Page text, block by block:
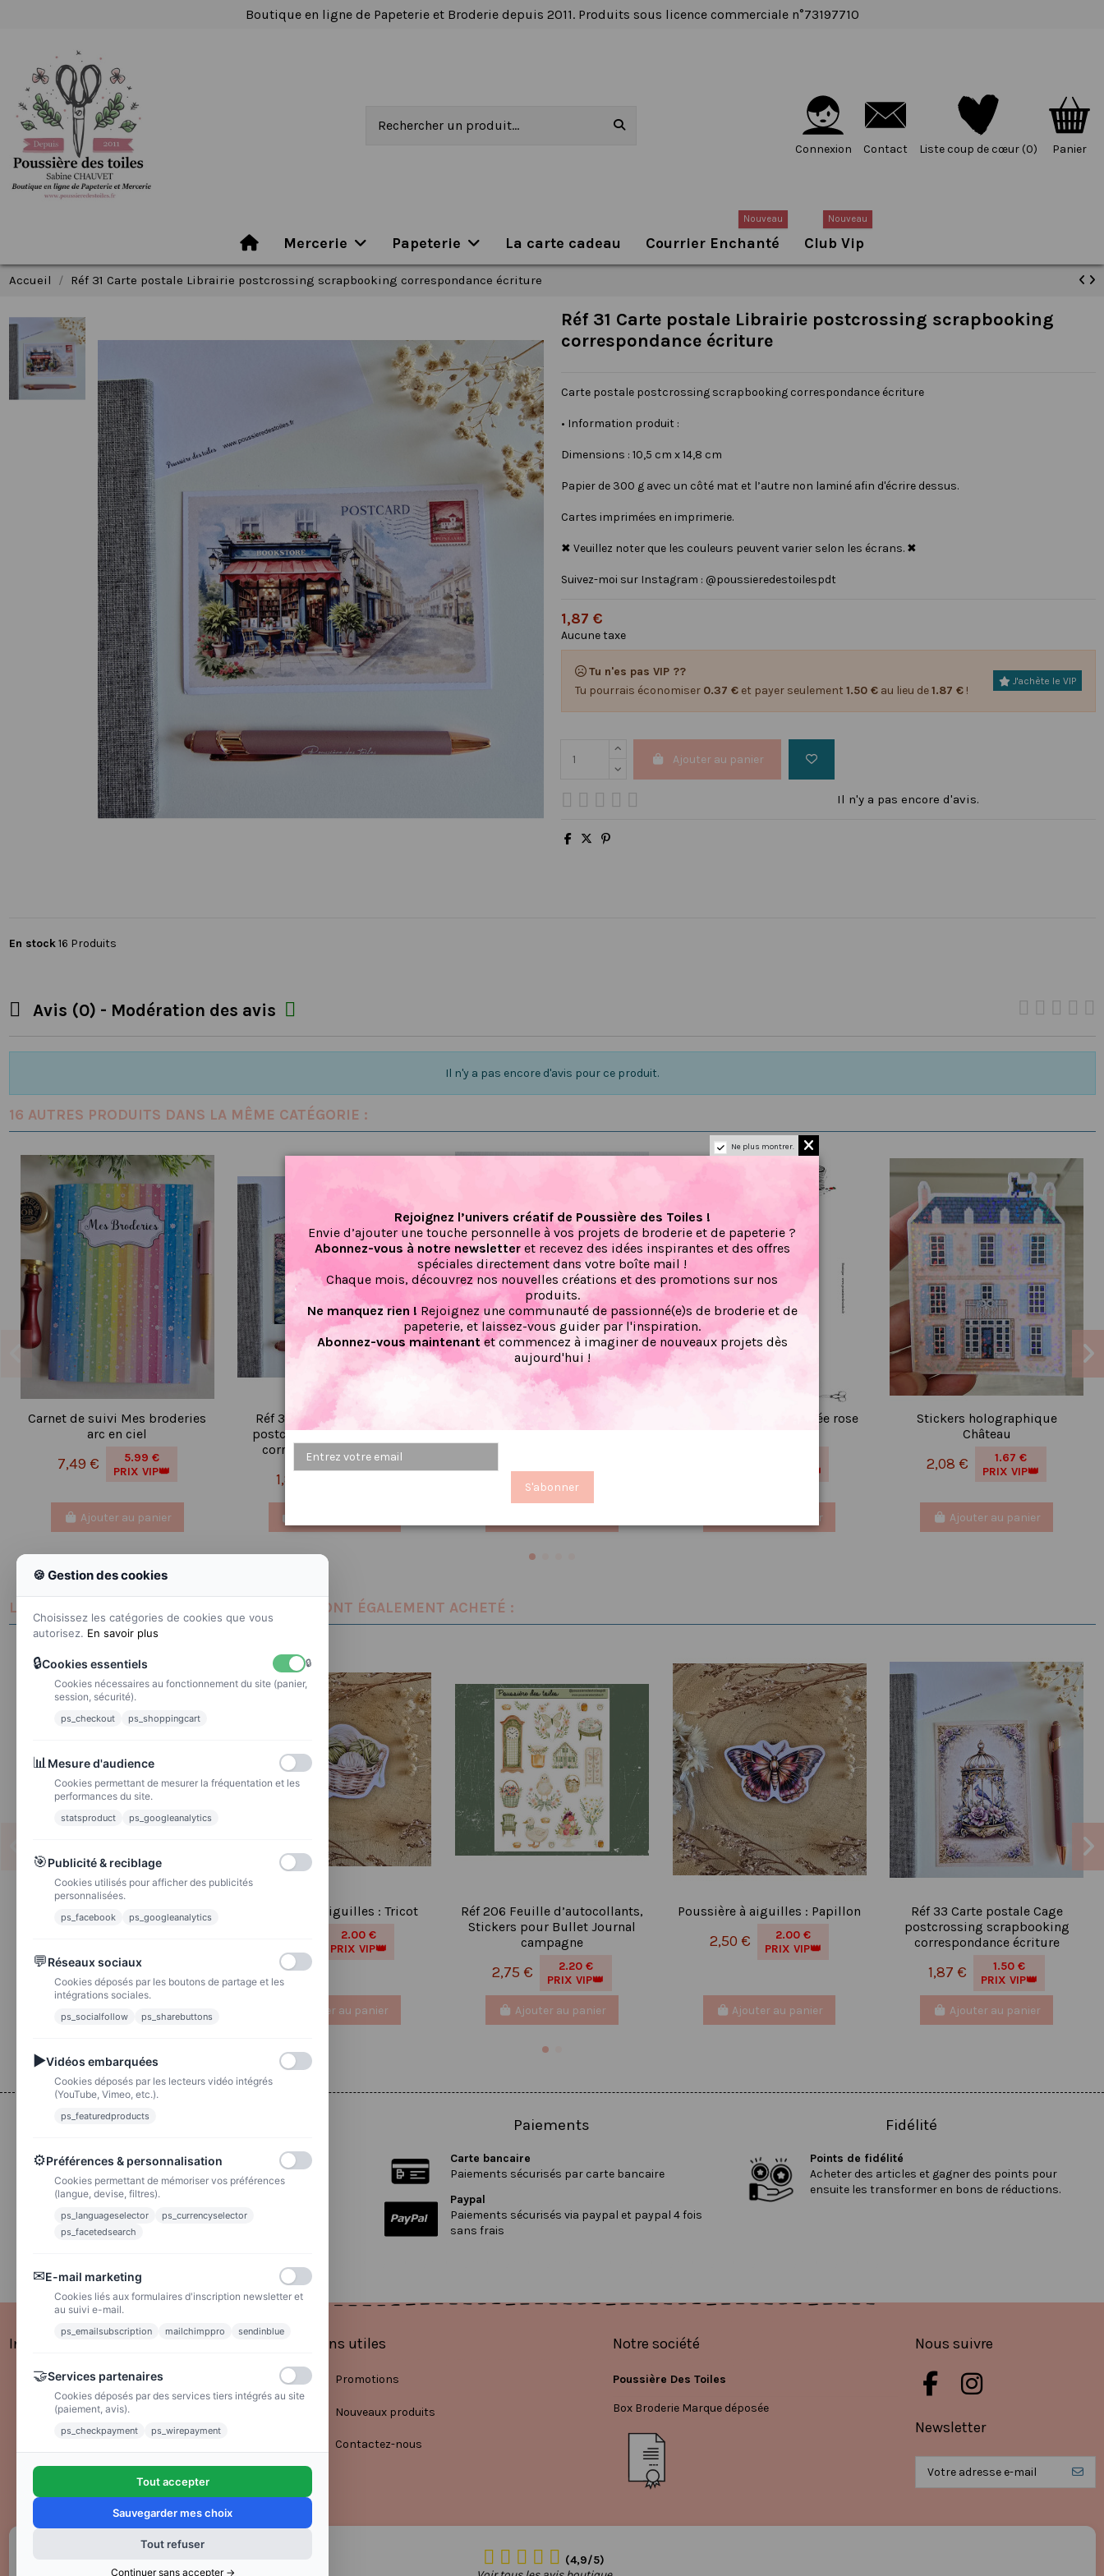
Boutique en ligne de Papeterie et Broderie depuis 2011. Produits sous licence commerciale n°73197710
Connexion Contact Liste coup de cœur (0) Panier
Mercerie Papeterie La carte cadeau Courrier Enchanté
Nouveau
Club Vip
Nouveau
Accueil Réf 31 Carte postale Librairie postcrossing scrapbooking correspondance écriture
Réf 31 Carte postale Librairie postcrossing scrapbooking
correspondance écriture
Carte postale postcrossing scrapbooking correspondance écriture
• Information produit :
Dimensions : 10,5 cm x 14,8 cm
Papier de 300 g avec un côté mat et l’autre non laminé afin d'écrire dessus.
Cartes imprimées en imprimerie.
✖ Veuillez noter que les couleurs peuvent varier selon les écrans. ✖
Suivez-moi sur Instagram : @poussieredestoilespdt
1,87 €
Aucune taxe
Tu n'es pas VIP ??
Tu pourrais économiser 0.37 €et payer seulement 1.50 €au lieu de1.87 €!
J'achète le VIP
Ajouter au panier
Il n'y a pas encore d'avis.
En stock 16 Produits
 Avis (0) - Modération des avis 
Il n'y a pas encore d'avis pour ce produit.
16 AUTRES PRODUITS DANS LA MÊME CATÉGORIE :
Carnet de suivi Mes broderies
arc en ciel
7,49 €
5.99 €
PRIX VIP👑
Ajouter au panier
Réf 30 Carte postale Japon
postcrossing scrapbooking
correspondance écriture
1,87 €
1.50 €
Marque page magnétique
escargot
PRIX VIP👑
Grille point de croix : Fée rose
PRIX VIP👑
Ajouter au panier
Stickers holographique
Château
2,08 €
1.67 €
PRIX VIP👑
Ajouter au panier
LES CLIENTS QUI ONT ACHETÉ CE PRODUIT ONT ÉGALEMENT ACHETÉ :
Réf 204 Feuille d’autocollants,
Stickers pour Bullet Journal
2,75 €
2.20 €
PRIX VIP👑
Ajouter au panier
Poussière à aiguilles : Tricot
2.00 €
PRIX VIP👑
Ajouter au panier
Réf 206 Feuille d’autocollants,
Stickers pour Bullet Journal
campagne
2,75 €
2.20 €
PRIX VIP👑
Ajouter au panier
Poussière à aiguilles : Papillon
2,50 €
2.00 €
PRIX VIP👑
Ajouter au panier
Réf 33 Carte postale Cage
postcrossing scrapbooking
correspondance écriture
1,87 €
1.50 €
PRIX VIP👑
Ajouter au panier
Colissimo
Livraison colis en 48h
La poste
Lettre suivie 72h
Paiements
Carte bancaire
Paiements sécurisés par carte bancaire
Paypal
Paiements sécurisés via paypal et paypal 4 fois
sans frais
Fidélité
Points de fidélité
Acheter des articles et gagner des points pour
ensuite les transformer en bons de réductions.
Informations
Mentions légales
Conditions générales de vente
Liens utiles
Promotions
Nouveaux produits
Contactez-nous
Notre société
Poussière Des Toiles
Box Broderie Marque déposée
Nous suivre
Newsletter
(4,9/5)
Ne plus montrer.
Rejoignez l’univers créatif de Poussière des Toiles !
Envie d’ajouter une touche personnelle à vos projets de broderie et de papeterie ?
Abonnez-vous à notre newsletteret recevez des idées inspirantes et des offres
spéciales directement dans votre boîte mail !
Chaque mois, découvrez nos nouvelles créations et des promotions sur nos
produits.
Ne manquez rien ! Rejoignez une communauté de passionné(e)s de broderie et de
papeterie, et laissez-vous guider par l'inspiration.
Abonnez-vous maintenantet commencez à imaginer de nouveaux projets dès
aujourd'hui !
S'abonner
🍪 Gestion des cookies
Choisissez les catégories de cookies que vous
autorisez. En savoir plus
🔒Cookies essentiels
🔒
Cookies nécessaires au fonctionnement du site (panier,
session, sécurité).
ps_checkout ps_shoppingcart
📊 Mesure d'audience
Cookies permettant de mesurer la fréquentation et les
performances du site.
statsproduct ps_googleanalytics
🎯Publicité & reciblage
Cookies utilisés pour afficher des publicités
personnalisées.
ps_facebook ps_googleanalytics
💬Réseaux sociaux
Cookies déposés par les boutons de partage et les
intégrations sociales.
ps_socialfollow ps_sharebuttons
▶Vidéos embarquées
Cookies déposés par les lecteurs vidéo intégrés
(YouTube, Vimeo, etc.).
ps_featuredproducts
⚙Préférences & personnalisation
Cookies permettant de mémoriser vos préférences
(langue, devise, filtres).
ps_languageselector
ps_currencyselector
ps_facetedsearch
✉E-mail marketing
Cookies liés aux formulaires d'inscription newsletter et
au suivi e-mail.
ps_emailsubscription mailchimppro sendinblue
🤝Services partenaires
Cookies déposés par des services tiers intégrés au site
(paiement, avis).
ps_checkpayment ps_wirepayment
Tout accepter
Sauvegarder mes choix
Tout refuser
Continuer sans accepter →